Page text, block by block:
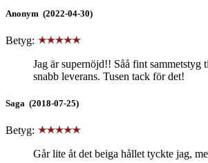
Anonym (2022-04-30)
Betyg:
Jag är supernöjd!! Såå fint sammetstyg
snabb leverans. Tusen tack för det!
Saga (2018-07-25)
Betyg:
Går lite åt det beiga hållet tyckte jag,